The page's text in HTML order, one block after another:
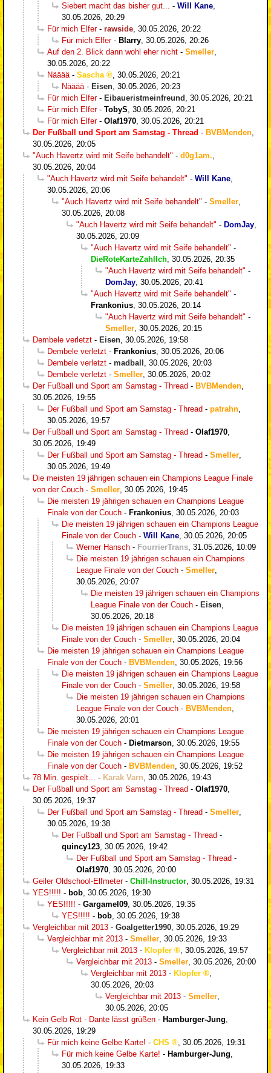
Siebert macht das bisher gut...
- Will Kane
30.05.2026, 20:29
Für mich Elfer- rawside 30.05.2026, 20:22
Für mich Elfer- Blarry 30.05.2026, 20:26
Auf den 2. Blick dann wohl eher nicht - Smeller
30.05.2026, 20:22
Nääää - Sascha
30.05.2026, 20:21
Nääää - Eisen 30.05.2026, 20:23
Für mich Elfer- Eibaueristmeinfreund
30.05.2026, 20:21
Für mich Elfer- TobyS 30.05.2026, 20:21
Für mich Elfer- Olaf1970 30.05.2026, 20:21
Der Fußball und Sport am Samstag - Thread - BVBMenden
30.05.2026, 20:05
"Auch Havertz wird mit Seife behandelt" - d0g1am.
30.05.2026, 20:04
"Auch Havertz wird mit Seife behandelt" - Will Kane
30.05.2026, 20:06
"Auch Havertz wird mit Seife behandelt" - Smeller
30.05.2026, 20:08
"Auch Havertz wird mit Seife behandelt" - DomJay
30.05.2026, 20:09
"Auch Havertz wird mit Seife behandelt" -
DieRoteKarteZahlIch 30.05.2026, 20:35
"Auch Havertz wird mit Seife behandelt" -
DomJay 30.05.2026, 20:41
"Auch Havertz wird mit Seife behandelt" -
Frankonius 30.05.2026, 20:14
"Auch Havertz wird mit Seife behandelt" -
Smeller 30.05.2026, 20:15
Dembele verletzt - Eisen 30.05.2026, 19:58
Dembele verletzt - Frankonius 30.05.2026, 20:06
Dembele verletzt - madball
30.05.2026, 20:03
Dembele verletzt - Smeller 30.05.2026, 20:02
Der Fußball und Sport am Samstag - Thread - BVBMenden
30.05.2026, 19:55
Der Fußball und Sport am Samstag - Thread - patrahn
30.05.2026, 19:57
Der Fußball und Sport am Samstag - Thread - Olaf1970
30.05.2026, 19:49
Der Fußball und Sport am Samstag - Thread - Smeller
30.05.2026, 19:49
Die meisten 19 jährigen schauen ein Champions League Finale
von der Couch - Smeller 30.05.2026, 19:45
Die meisten 19 jährigen schauen ein Champions League
Finale von der Couch - Frankonius 30.05.2026, 20:03
Die meisten 19 jährigen schauen ein Champions League
Finale von der Couch - Will Kane 30.05.2026, 20:05
Werner Hansch - FourrierTrans 31.05.2026, 10:09
Die meisten 19 jährigen schauen ein Champions
League Finale von der Couch - Smeller
30.05.2026, 20:07
Die meisten 19 jährigen schauen ein Champions
League Finale von der Couch - Eisen
30.05.2026, 20:18
Die meisten 19 jährigen schauen ein Champions League
Finale von der Couch - Smeller 30.05.2026, 20:04
Die meisten 19 jährigen schauen ein Champions League
Finale von der Couch - BVBMenden 30.05.2026, 19:56
Die meisten 19 jährigen schauen ein Champions League
Finale von der Couch - Smeller 30.05.2026, 19:58
Die meisten 19 jährigen schauen ein Champions
League Finale von der Couch - BVBMenden
30.05.2026, 20:01
Die meisten 19 jährigen schauen ein Champions League
Finale von der Couch - Dietmarson 30.05.2026, 19:55
Die meisten 19 jährigen schauen ein Champions League
Finale von der Couch - BVBMenden 30.05.2026, 19:52
78 Min. gespielt...
- Karak Varn 30.05.2026, 19:43
Der Fußball und Sport am Samstag - Thread - Olaf1970
30.05.2026, 19:37
Der Fußball und Sport am Samstag - Thread - Smeller
30.05.2026, 19:38
Der Fußball und Sport am Samstag - Thread -
quincy123 30.05.2026, 19:42
Der Fußball und Sport am Samstag - Thread -
Olaf1970 30.05.2026, 20:00
Geiler Oldschool-Elfmeter- Chill-Instructor 30.05.2026, 19:31
YES!!!!! - bob 30.05.2026, 19:30
YES!!!!! - Gargamel09 30.05.2026, 19:35
YES!!!!! - bob 30.05.2026, 19:38
Vergleichbar mit 2013 - Goalgetter1990 30.05.2026, 19:29
Vergleichbar mit 2013 - Smeller 30.05.2026, 19:33
Vergleichbar mit 2013 - Klopfer
30.05.2026, 19:57
Vergleichbar mit 2013 - Smeller 30.05.2026, 20:00
Vergleichbar mit 2013 - Klopfer
30.05.2026, 20:03
Vergleichbar mit 2013 - Smeller
30.05.2026, 20:05
Kein Gelb Rot - Dante lässt grüßen - Hamburger-Jung
30.05.2026, 19:29
Für mich keine Gelbe Karte! - CHS
30.05.2026, 19:31
Für mich keine Gelbe Karte! - Hamburger-Jung
30.05.2026, 19:33